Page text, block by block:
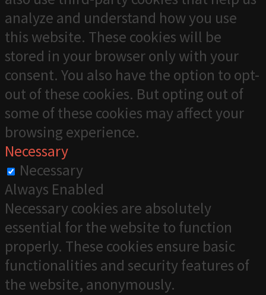
analyze and understand how you use
this website. These cookies will be
stored in your browser only with your
consent. You also have the option to opt-
out of these cookies. But opting out of
some of these cookies may affect your
browsing experience.
Necessary
Necessary
Always Enabled
Necessary cookies are absolutely
essential for the website to function
properly. These cookies ensure basic
functionalities and security features of
the website, anonymously.